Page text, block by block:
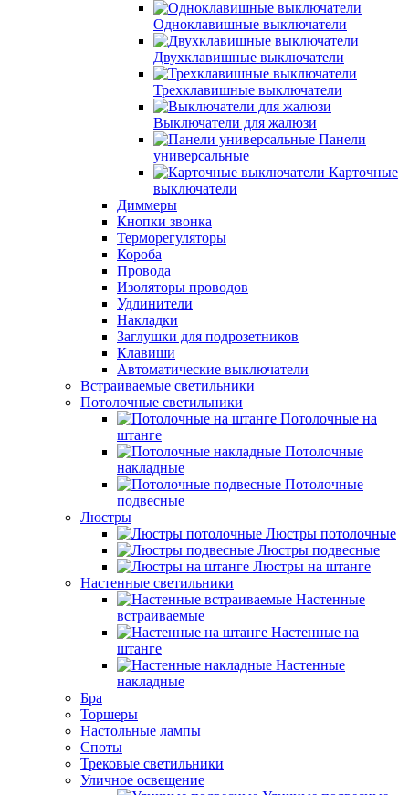
Одноклавишные выключатели
Двухклавишные выключатели
Трехклавишные выключатели
Выключатели для жалюзи
Панели
универсальные
Карточные
выключатели
Диммеры
Кнопки звонка
Терморегуляторы
Короба
Провода
Изоляторы проводов
Удлинители
Накладки
Заглушки для подрозетников
Клавиши
Автоматические выключатели
Встраиваемые светильники
Потолочные светильники
Потолочные на
штанге
Потолочные
накладные
Потолочные
подвесные
Люстры
Люстры потолочные
Люстры подвесные
Люстры на штанге
Настенные светильники
Настенные
встраиваемые
Настенные на
штанге
Настенные
накладные
Бра
Торшеры
Настольные лампы
Споты
Трековые светильники
Уличное освещение